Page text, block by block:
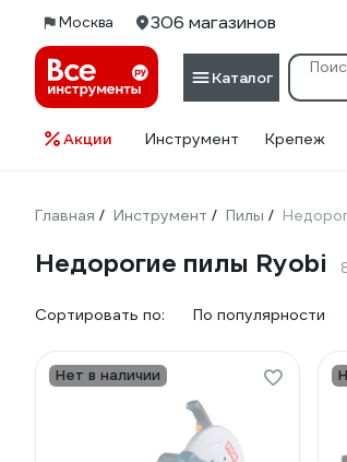
Москва 306 магазинов
Каталог
Акции Инструмент Крепеж
Главная / Инструмент / Пилы /
Недорогие пилы Ryobi
Сортировать по: По популярности
Нет в наличии